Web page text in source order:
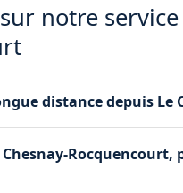
notre
distance depuis Le
centaines de
Rocquencourt,